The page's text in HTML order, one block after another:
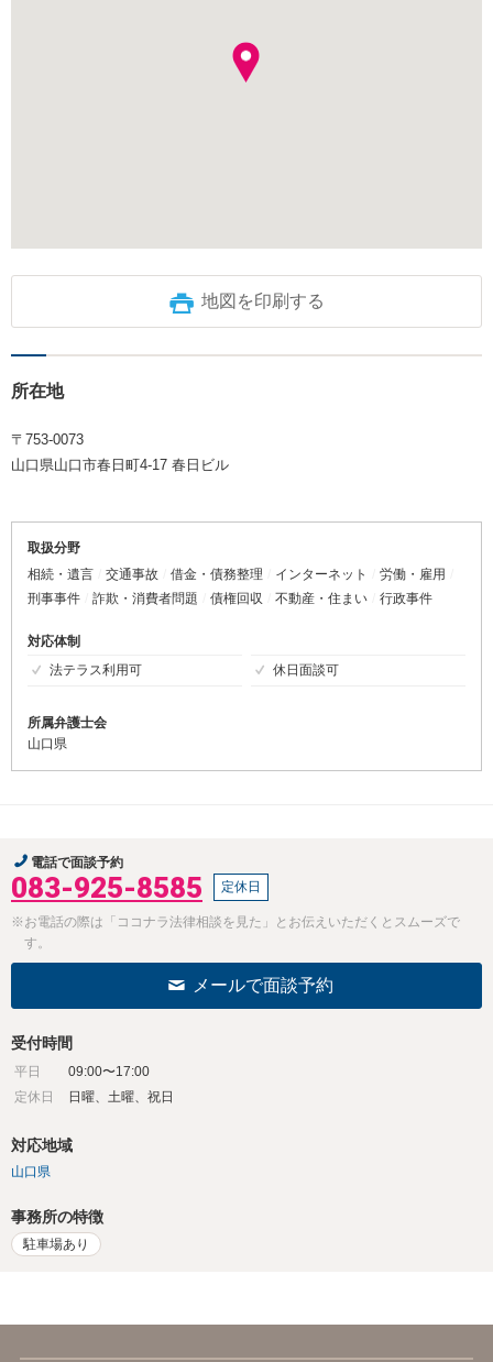
地図を印刷する
所在地
〒753-0073
山口県山口市春日町4-17 春日ビル
取扱分野
相続・遺言
交通事故 借金・債務整理 インターネット
労働・雇用
刑事事件
詐欺・消費者問題 債権回収 不動産・住まい 行政事件
対応体制
法テラス利用可
休日面談可
所属弁護士会
山口県
電話で面談予約
083-925-8585 定休日
※お電話の際は「ココナラ法律相談を見た」とお伝えいただくとスムーズで
す。
メールで面談予約
受付時間
平日
09:00〜17:00
定休日
日曜、土曜、祝日
対応地域
山口県
事務所の特徴
駐車場あり